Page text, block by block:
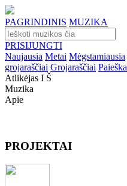
PAGRINDINIS MUZIKA
PRISIJUNGTI
Naujausia Metai Mėgstamiausia
grojaraščiai Grojaraščiai Paieška
Atlikėjas I Š
Muzika
Apie
PROJEKTAI